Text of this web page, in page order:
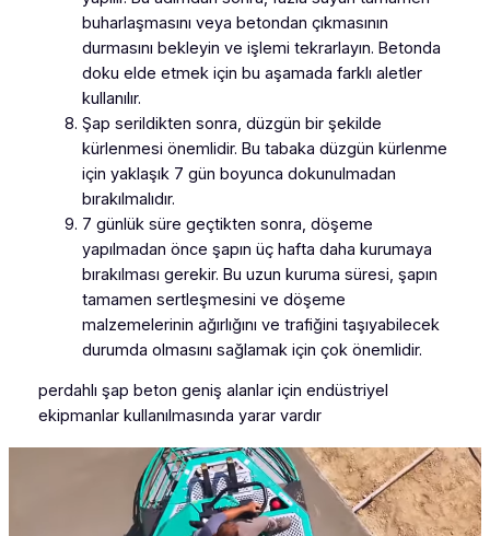
buharlaşmasını veya betondan çıkmasının
durmasını bekleyin ve işlemi tekrarlayın. Betonda
doku elde etmek için bu aşamada farklı aletler
kullanılır.
Şap serildikten sonra, düzgün bir şekilde
kürlenmesi önemlidir. Bu tabaka düzgün kürlenme
için yaklaşık 7 gün boyunca dokunulmadan
bırakılmalıdır.
7 günlük süre geçtikten sonra, döşeme
yapılmadan önce şapın üç hafta daha kurumaya
bırakılması gerekir. Bu uzun kuruma süresi, şapın
tamamen sertleşmesini ve döşeme
malzemelerinin ağırlığını ve trafiğini taşıyabilecek
durumda olmasını sağlamak için çok önemlidir.
perdahlı şap beton geniş alanlar için endüstriyel
ekipmanlar kullanılmasında yarar vardır